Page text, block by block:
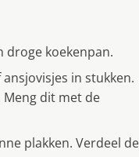
droge koekenpan.
in stukken.
Meng dit met de
plakken. Verdeel de